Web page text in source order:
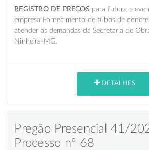
REGISTRO DE PREÇOS para futura e
empresa Fornecimento de tubos de
atender às demandas da Secretaria de
Ninheira-MG.
DETALHES
Pregão Presencial 41/
Processo nº 68